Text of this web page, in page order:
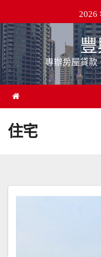
to
content
2026
專辦房屋貸款
住宅